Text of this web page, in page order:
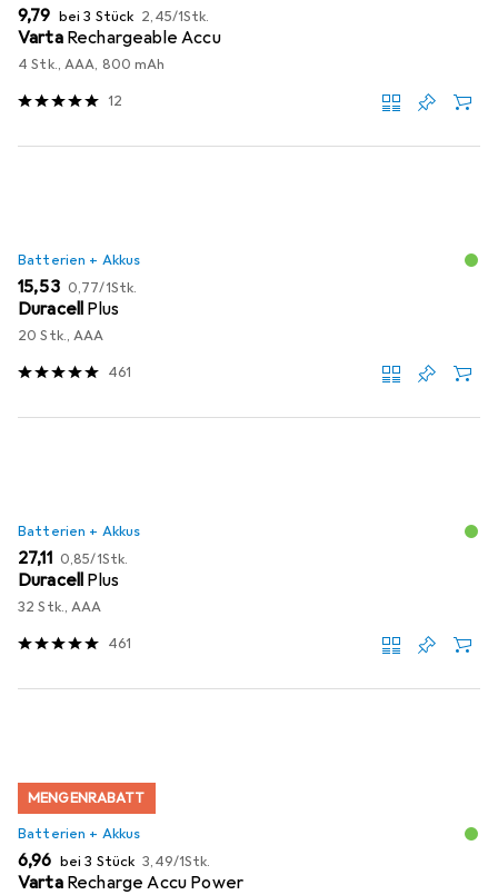
EUR
9,79 bei 3 Stück EUR
2,45/1Stk.
Varta Rechargeable Accu
4 Stk., AAA, 800 mAh
12
Batterien + Akkus
EUR
15,53 EUR
0,77/1Stk.
Duracell Plus
20 Stk., AAA
461
Batterien + Akkus
EUR
27,11 EUR
0,85/1Stk.
Duracell Plus
32 Stk., AAA
461
MENGENRABATT
Batterien + Akkus
EUR
6,96 bei 3 Stück EUR
3,49/1Stk.
Varta Recharge Accu Power